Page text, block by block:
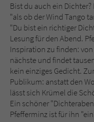
Bist du auch ein
"als ob der Wind Tango
"Du bist ein richtiger
Lesung für den Abend.
Inspiration zu finden:
nächste und findet
kein einziges Gedicht.
Publikum: anstatt den
lässt sich Krümel die
Ein schöner
Pfefferminz ist für ihn